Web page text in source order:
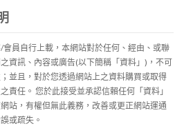
員自行上載，本網站對於任何、經由、或聯
資訊、內容或廣告(以下簡稱「資料」)，不可
並且，對於您透過網站上之資料購買或取得
責任。 您於此接受並承認信賴任何「資料」
站，有權但無此義務，改善或更正網站運通
或疏失。